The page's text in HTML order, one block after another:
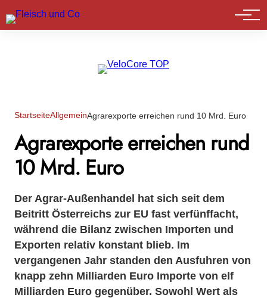
Marktführer
StartseiteAllgemeinAgrarexporte erreichen rund 10 Mrd. Euro
Agrarexporte erreichen rund
10 Mrd. Euro
Der Agrar-Außenhandel hat sich seit dem
Beitritt Österreichs zur EU fast verfünffacht,
während die Bilanz zwischen Importen und
Exporten relativ konstant blieb. Im
vergangenen Jahr standen den Ausfuhren von
knapp zehn Milliarden Euro Importe von elf
Milliarden Euro gegenüber. Sowohl Wert als